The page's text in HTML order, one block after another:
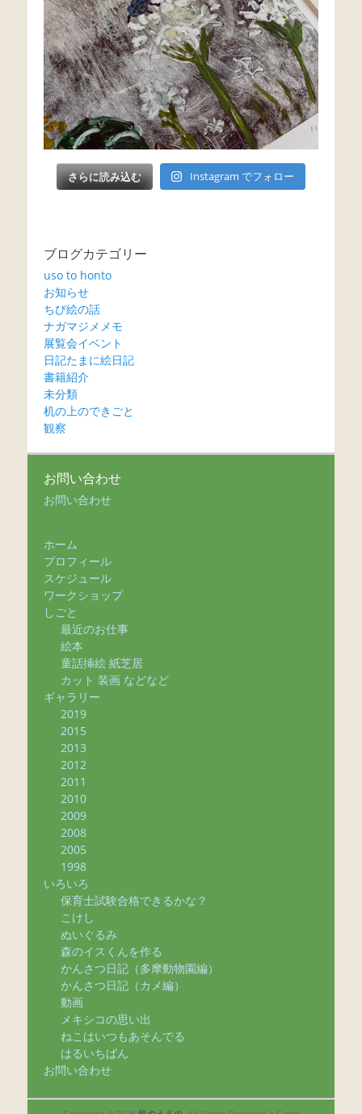
さらに読み込む Instagram でフォロー
ブログカテゴリー
uso to honto
お知らせ
ちび絵の話
ナガマジメメモ
展覧会イベント
日記たまに絵日記
書籍紹介
未分類
机の上のできごと
観察
お問い合わせ
お問い合わせ
ホーム
プロフィール
スケジュール
ワークショップ
しごと
最近のお仕事
絵本
童話挿絵 紙芝居
カット 装画 などなど
ギャラリー
2019
2015
2013
2012
2011
2010
2009
2008
2005
1998
いろいろ
保育士試験合格できるかな？
こけし
ぬいぐるみ
森のイスくんを作る
かんさつ日記（多摩動物園編）
かんさつ日記（カメ編）
動画
メキシコの思い出
ねこはいつもあそんでる
はるいちばん
お問い合わせ